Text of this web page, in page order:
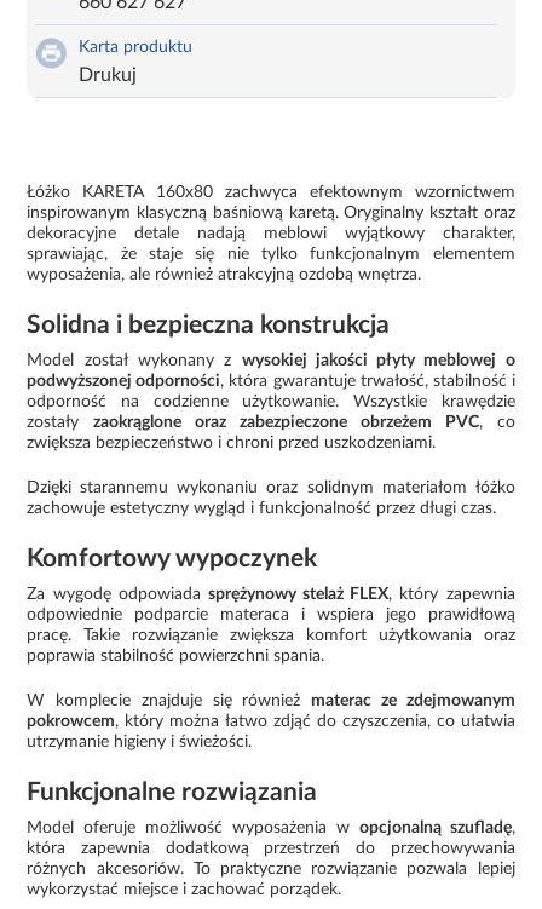
Karta produktu
Drukuj
Łóżko KARETA 160x80 zachwyca efektownym wzornictwem
inspirowanym klasyczną baśniową karetą. Oryginalny kształt oraz
dekoracyjne detale nadają meblowi wyjątkowy charakter,
sprawiając, że staje się nie tylko funkcjonalnym elementem
wyposażenia, ale również atrakcyjną ozdobą wnętrza.
Solidna i bezpieczna konstrukcja
Model został wykonany z wysokiej jakości płyty meblowej o
podwyższonej odporności, która gwarantuje trwałość, stabilność i
odporność na codzienne użytkowanie. Wszystkie krawędzie
zostałyzaokrąglone oraz zabezpieczone obrzeżem PVC, co
zwiększa bezpieczeństwo i chroni przed uszkodzeniami.
Dzięki starannemu wykonaniu oraz solidnym materiałom łóżko
zachowuje estetyczny wygląd i funkcjonalność przez długi czas.
Komfortowy wypoczynek
Za wygodę odpowiada sprężynowy stelaż FLEX, który zapewnia
odpowiednie podparcie materaca i wspiera jego prawidłową
pracę. Takie rozwiązanie zwiększa komfort użytkowania oraz
poprawia stabilność powierzchni spania.
W komplecie znajduje się równieżmaterac ze zdejmowanym
pokrowcem, który można łatwo zdjąć do czyszczenia, co ułatwia
utrzymanie higieny i świeżości.
Funkcjonalne rozwiązania
Model oferuje możliwość wyposażenia w opcjonalną szufladę,
która zapewnia dodatkową przestrzeń do przechowywania
różnych akcesoriów. To praktyczne rozwiązanie pozwala lepiej
wykorzystać miejsce i zachować porządek.